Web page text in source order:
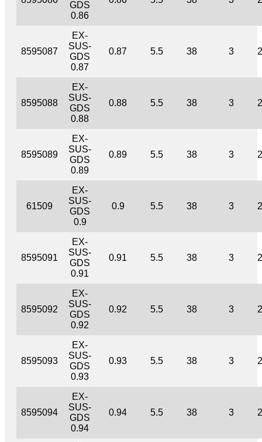
GDS
0.86
8595087
EX-
SUS-
GDS
0.87
0.87 5.5 38 3
8595088
EX-
SUS-
GDS
0.88
0.88 5.5 38 3
8595089
EX-
SUS-
GDS
0.89
0.89 5.5 38 3
61509
EX-
SUS-
GDS
0.9
0.9 5.5 38 3
8595091
EX-
SUS-
GDS
0.91
0.91 5.5 38 3
8595092
EX-
SUS-
GDS
0.92
0.92 5.5 38 3
8595093
EX-
SUS-
GDS
0.93
0.93 5.5 38 3
8595094
EX-
SUS-
GDS
0.94
0.94 5.5 38 3